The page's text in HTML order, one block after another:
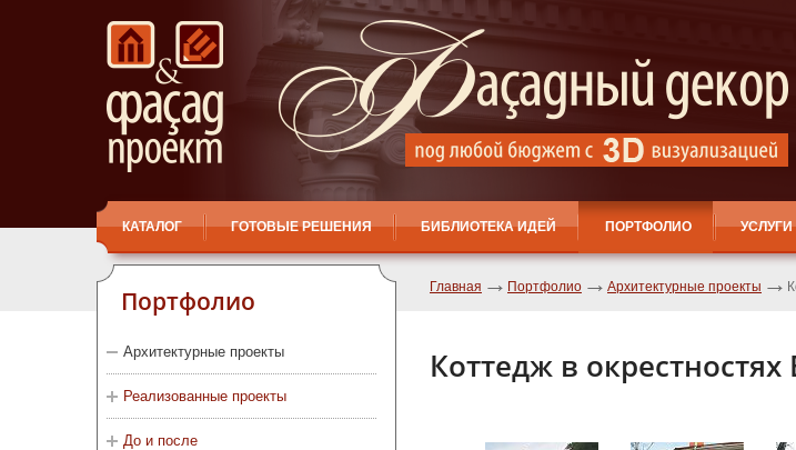
КАТАЛОГ ГОТОВЫЕ РЕШЕНИЯ БИБЛИОТЕКА ИДЕЙ ПОРТФОЛИО УСЛУГИ
Портфолио
Архитектурные проекты
Реализованные проекты
До и после
Главная Портфолио Архитектурные проекты
Коттедж в окрестностях